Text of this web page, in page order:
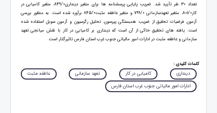
تعداد 30 نفر تأیید شد. ضریب پایایی پرسشنامه ها برای متغیر دینداری849/0، متغیر کامیابی در
کار801/0، متغیر تعهدسازمانی 799/0 و متغیر عاطفه مثبت845/0 برآورد شده است. به منظور بررسی
آزمون فرضیات تحقيق از ضریب همبستگی پیرسون، تحلیل رگرسیون و آزمون سوبل استفاده شده
است. یافته های تحقیق حاکی از آن است که دینداری بر کامیابی در کار با نقش میانجی تعهد
سازمانی و عاطفه مثبت در ادارات امور مالیاتی جنوب غرب استان فارس تاثیرگذار است.
کلمات کلیدی :
دینداری کامیابی در کار تعهد سازمانی
عاطفه مثبت
ادارات امور مالیاتی جنوب غرب استان فارس